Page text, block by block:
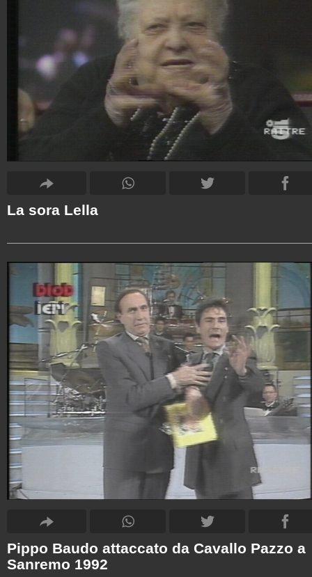
La sora Lella
Pippo Baudo attaccato da Cavallo Pazzo a
Sanremo 1992